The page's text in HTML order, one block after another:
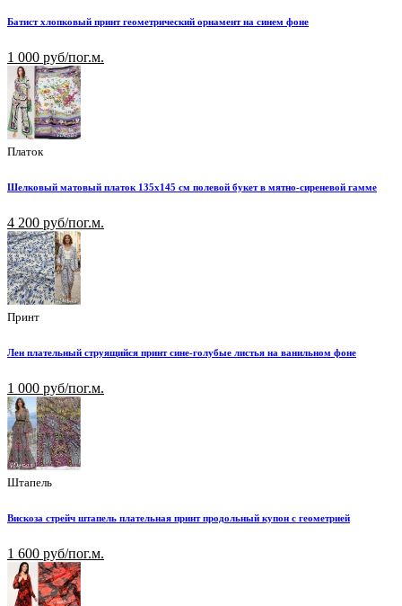
Батист хлопковый принт геометрический орнамент на синем фоне
1 000 руб/пог.м.
Платок
Шелковый матовый платок 135х145 см полевой букет в мятно-сиреневой гамме
4 200 руб/пог.м.
Принт
Лен плательный струящийся принт сине-голубые листья на ванильном фоне
1 000 руб/пог.м.
Штапель
Вискоза стрейч штапель плательная принт продольный купон с геометрией
1 600 руб/пог.м.